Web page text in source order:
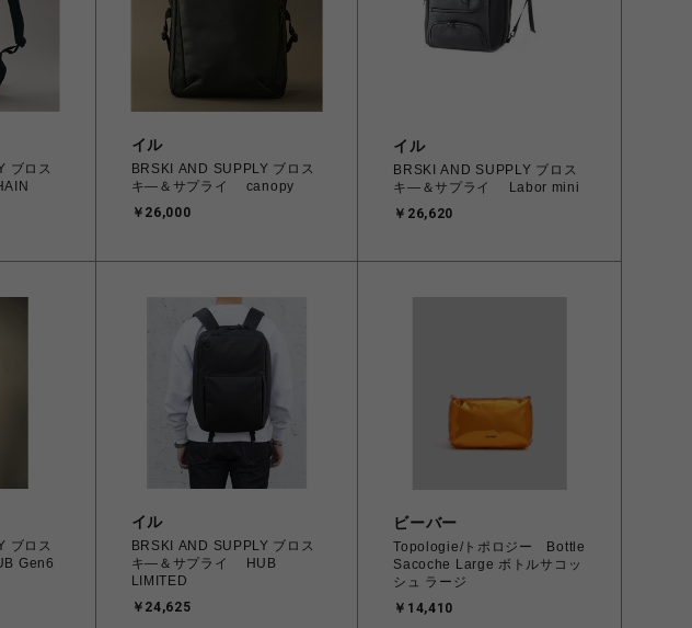
ブロス
イル
BRSKI AND SUPPLY ブロス
キ―＆サプライ canopy
￥26,000
イル
BRSKI AND SUPPLY ブロス
キ―＆サプライ Labor mini
￥26,620
ブロス
Gen6
イル
BRSKI AND SUPPLY ブロス
キ―＆サプライ HUB
LIMITED
￥24,625
ビーバー
Topologie/トポロジー Bottle
Sacoche Large ボトルサコッ
シュ ラージ
￥14,410